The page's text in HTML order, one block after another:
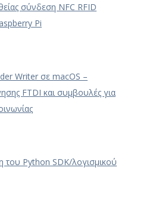
σύνδεση NFC RFID
Pi
Writer σε macOS –
FTDI και συμβουλές για
του Python SDK/λογισμικού